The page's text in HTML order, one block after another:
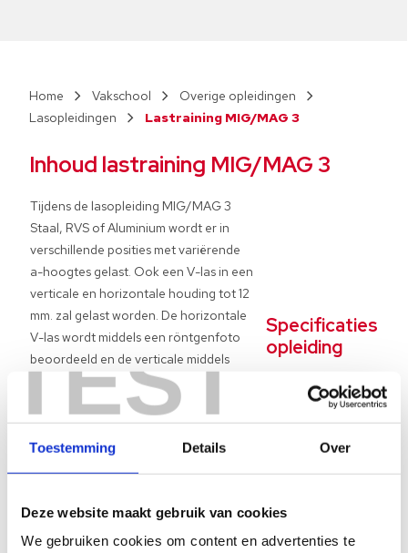
TEST
Toestemming Details Over
Deze website maakt gebruik van cookies
We gebruiken cookies om content en advertenties te
Vakschool
Overige opleidingen
Lasopleidingen
Lastraining MIG/MAG 3
Inhoud lastraining MIG/MAG 3
Tijdens de lasopleiding MIG/MAG 3
Staal, RVS of Aluminium wordt er in
verschillende posities met variërende
a-hoogtes gelast. Ook een V-las in een
verticale en horizontale houding tot 12
mm. zal gelast worden. De horizontale
V-las wordt middels een röntgenfoto
beoordeeld en de verticale middels
ultrasoon onderzoek. Tijdens de
theorielessen worden de volgende
zaken behandeld:
processen, apparatuur en
constructies;
uitvoering.
Specificaties
opleiding
Niveau: 3
Duur: 30 dagdelen
Diploma: Ja
(Lasopleidingen)